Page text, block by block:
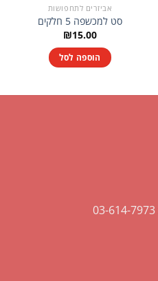
אביזרים לתחפושות
סט למכשפה 5 חלקים
₪15.00
הוספה לסל